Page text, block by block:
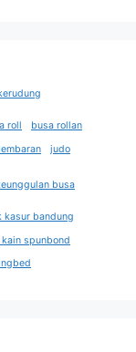
roll
busa rollan
judo
busa
kasur bandung
spunbond